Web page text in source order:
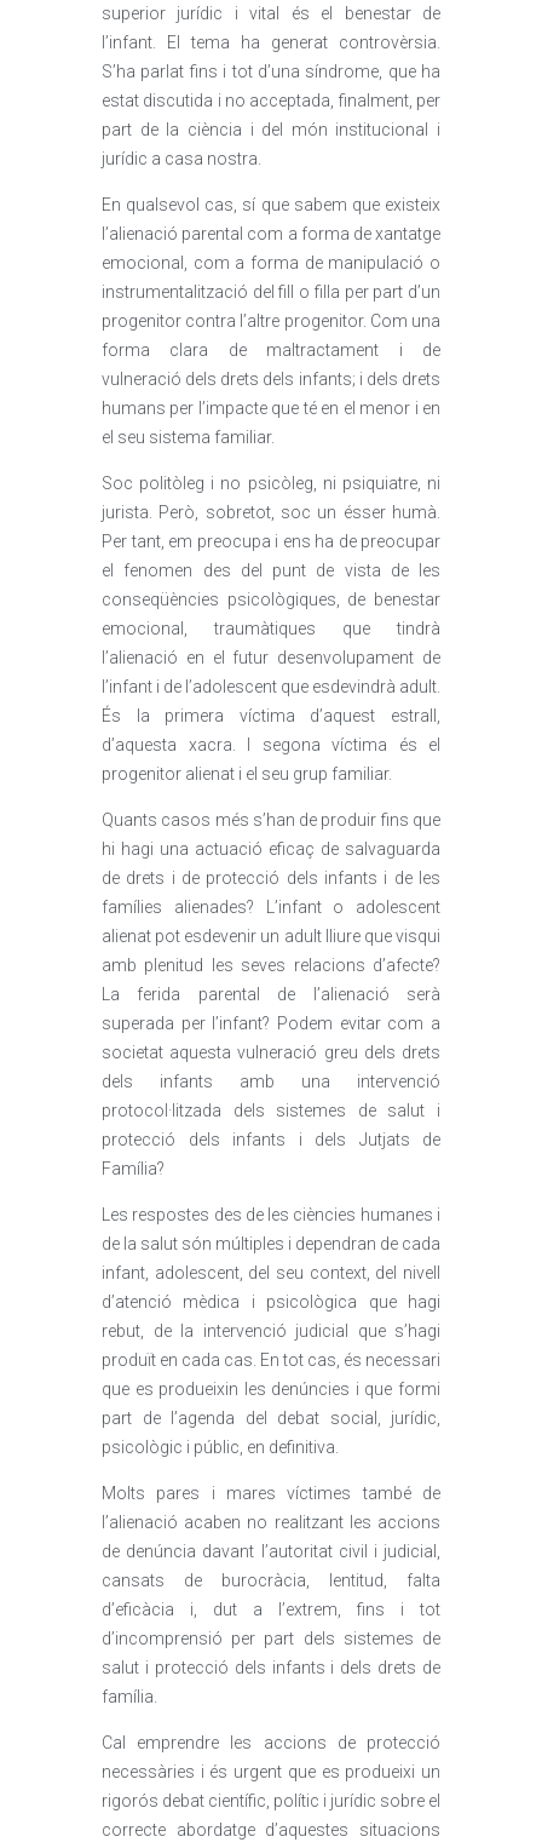
superior jurídic i vital és el benestar de
l’infant. El tema ha generat controvèrsia.
S’ha parlat fins i tot d’una síndrome, que ha
estat discutida i no acceptada, finalment, per
part de la ciència i del món institucional i
jurídic a casa nostra.
En qualsevol cas, sí que sabem que existeix
l’alienació parental com a forma de xantatge
emocional, com a forma de manipulació o
instrumentalització del fill o filla per part d’un
progenitor contra l’altre progenitor. Com una
forma clara de maltractament i de
vulneració dels drets dels infants; i dels drets
humans per l’impacte que té en el menor i en
el seu sistema familiar.
Soc politòleg i no psicòleg, ni psiquiatre, ni
jurista. Però, sobretot, soc un ésser humà.
Per tant, em preocupa i ens ha de preocupar
el fenomen des del punt de vista de les
conseqüències psicològiques, de benestar
emocional, traumàtiques que tindrà
l’alienació en el futur desenvolupament de
l’infant i de l’adolescent que esdevindrà adult.
És la primera víctima d’aquest estrall,
d’aquesta xacra. I segona víctima és el
progenitor alienat i el seu grup familiar.
Quants casos més s’han de produir fins que
hi hagi una actuació eficaç de salvaguarda
de drets i de protecció dels infants i de les
famílies alienades? L’infant o adolescent
alienat pot esdevenir un adult lliure que visqui
amb plenitud les seves relacions d’afecte?
La ferida parental de l’alienació serà
superada per l’infant? Podem evitar com a
societat aquesta vulneració greu dels drets
dels infants amb una intervenció
protocol·litzada dels sistemes de salut i
protecció dels infants i dels Jutjats de
Família?
Les respostes des de les ciències humanes i
de la salut són múltiples i dependran de cada
infant, adolescent, del seu context, del nivell
d’atenció mèdica i psicològica que hagi
rebut, de la intervenció judicial que s’hagi
produït en cada cas. En tot cas, és necessari
que es produeixin les denúncies i que formi
part de l’agenda del debat social, jurídic,
psicològic i públic, en definitiva.
Molts pares i mares víctimes també de
l’alienació acaben no realitzant les accions
de denúncia davant l’autoritat civil i judicial,
cansats de burocràcia, lentitud, falta
d’eficàcia i, dut a l’extrem, fins i tot
d’incomprensió per part dels sistemes de
salut i protecció dels infants i dels drets de
família.
Cal emprendre les accions de protecció
necessàries i és urgent que es produeixi un
rigorós debat científic, polític i jurídic sobre el
correcte abordatge d’aquestes situacions